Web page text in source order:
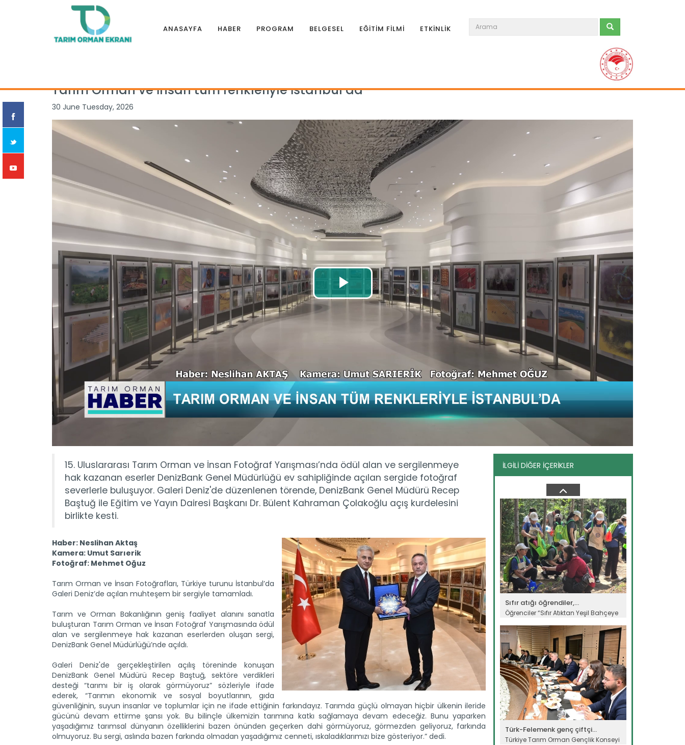
ANASAYFA HABER PROGRAM BELGESEL EĞİTİM FİLMİ ETKİNLİK
Tarım Orman ve İnsan tüm renkleriyle İstanbul’da
30 June Tuesday, 2026
15. Uluslararası Tarım Orman ve İnsan Fotoğraf Yarışması’nda ödül alan ve sergilenmeye
hak kazanan eserler DenizBank Genel Müdürlüğü ev sahipliğinde açılan sergide fotoğraf
severlerle buluşuyor. Galeri Deniz'de düzenlenen törende, DenizBank Genel Müdürü Recep
Baştuğ ile Eğitim ve Yayın Dairesi Başkanı Dr. Bülent Kahraman Çolakoğlu açış kurdelesini
birlikte kesti.
Haber: Neslihan Aktaş
Kamera: Umut Sarıerik
Fotoğraf: Mehmet Oğuz
Tarım Orman ve İnsan Fotoğrafları, Türkiye turunu İstanbul’da
Galeri Deniz’de açılan muhteşem bir sergiyle tamamladı.
Tarım ve Orman Bakanlığının geniş faaliyet alanını sanatla
buluşturan Tarım Orman ve İnsan Fotoğraf Yarışmasında ödül
alan ve sergilenmeye hak kazanan eserlerden oluşan sergi,
DenizBank Genel Müdürlüğü’nde açıldı.
Galeri Deniz'de gerçekleştirilen açılış töreninde konuşan
DenizBank Genel Müdürü Recep Baştuğ, sektöre verdikleri
desteği “tarımı bir iş olarak görmüyoruz” sözleriyle ifade
ederek, “Tarımın ekonomik ve sosyal boyutlarının, gıda
güvenliğinin, suyun insanlar ve toplumlar için ne ifade ettiğinin farkındayız. Tarımda güçlü olmayan hiçbir ülkenin ileride
gücünü devam ettirme şansı yok. Bu bilinçle ülkemizin tarımına katkı sağlamaya devam edeceğiz. Bunu yaparken
yaşadığımız tarımsal dünyanın özelliklerini bazen önünden geçerken dahi görmüyoruz, görmezden geliyoruz, farkında
olmuyoruz. Bu sergi, aslında bazen farkında olmadan yaşadığımız cenneti, ıskaladıklarımızı bize gösteriyor.” dedi.
İLGİLİ DİĞER İÇERİKLER
Cumhurbaşkanlığı külliyesi...
Toprağı emekle bereketlendiren
çiftçiler Ankara’da buluştu. Dünya...
Yeni filo 'yeşil vatan'...
Orman teşkilatının gücüne güç
katacak yeni araçlar törenle göreve...
Devamını Oku ->
Hayata dokunan protokole...
Tarım İşletmeleri Genel Müdürlüğü ile
Ceza ve Tevkifevleri Genel...
Devamını Oku ->
Sıfır atığı öğrendiler,...
Öğrenciler “Sıfır Atıktan Yeşil Bahçeye
Devamını Oku ->
Türk-Felemenk genç çiftçi...
Türkiye Tarım Orman Gençlik Konseyi